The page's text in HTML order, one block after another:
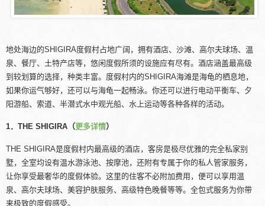
地处海边的SHIGIRA度假村占地广阔，拥有酒店、沙滩、高尔夫球场、温
泉、餐厅、土特产店等，悠闲度假所须的设施应有尽有。酒店涵盖最高级
到较划算的选择，种类丰富。度假村内的SHIGIRA海滩是海龟的栖息地，
如果你运气够好，还可以与海龟一起畅泳。你还可以进行电动平衡车、夕
阳游船、索道、半潜式水中观光船、水上运动等各种各样的活动。
1．THE SHIGIRA（更多详情）
THE SHIGIRA是度假村内最高级的酒店，客房是极尽优雅的完全私家别
墅，全室均设有温水游泳池、按摩池，还附有专属于你的私人管家服务，
让你享受最奢华的度假体验。这里的住客不必附加费用，便可以享用温
泉、高尔夫球场、美容护肤服务、高级特色晚餐等等。全包式服务为你带
来极致的度假感受。